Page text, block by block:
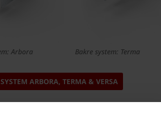
Arbora Bakre system: Terma
ARBORA, TERMA & VERSA